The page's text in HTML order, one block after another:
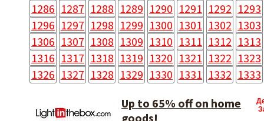
1286 1287 1288 1289 1290 1291 1292 1293
1296 1297 1298 1299 1300 1301 1302 1303
1306 1307 1308 1309 1310 1311 1312 1313
1316 1317 1318 1319 1320 1321 1322 1323
1326 1327 1328 1329 1330 1331 1332 1333
Up to 65% off on home
goods!